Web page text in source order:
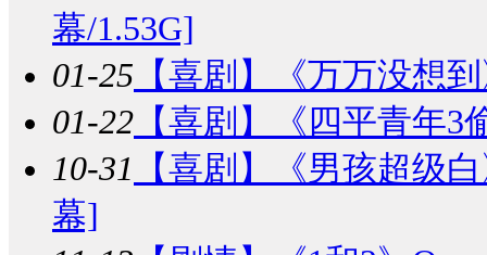
幕/1.53G]
01-25 【喜剧】
《万万没想
01-22 【喜剧】
《四平青年
10-31
【喜剧】
《男孩超级
幕]